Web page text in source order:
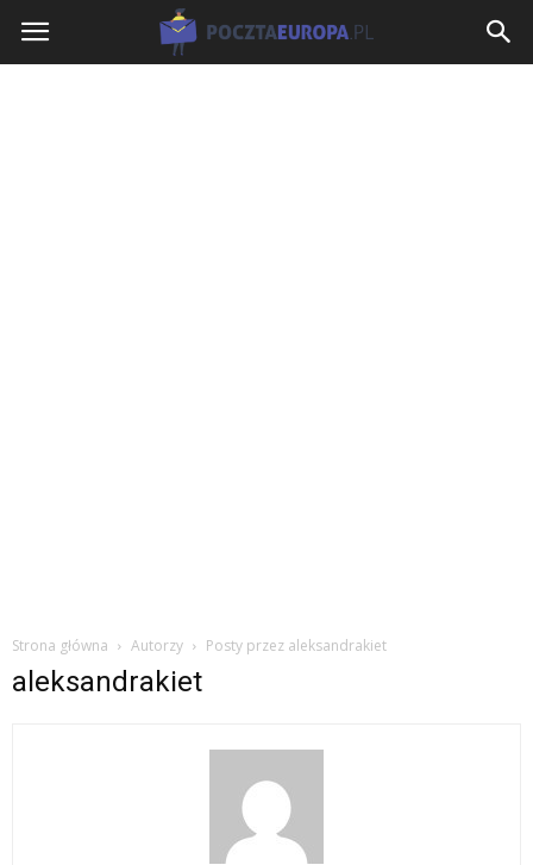
PocztaEuropa.pl
Strona główna Autorzy Posty przez aleksandrakiet
aleksandrakiet